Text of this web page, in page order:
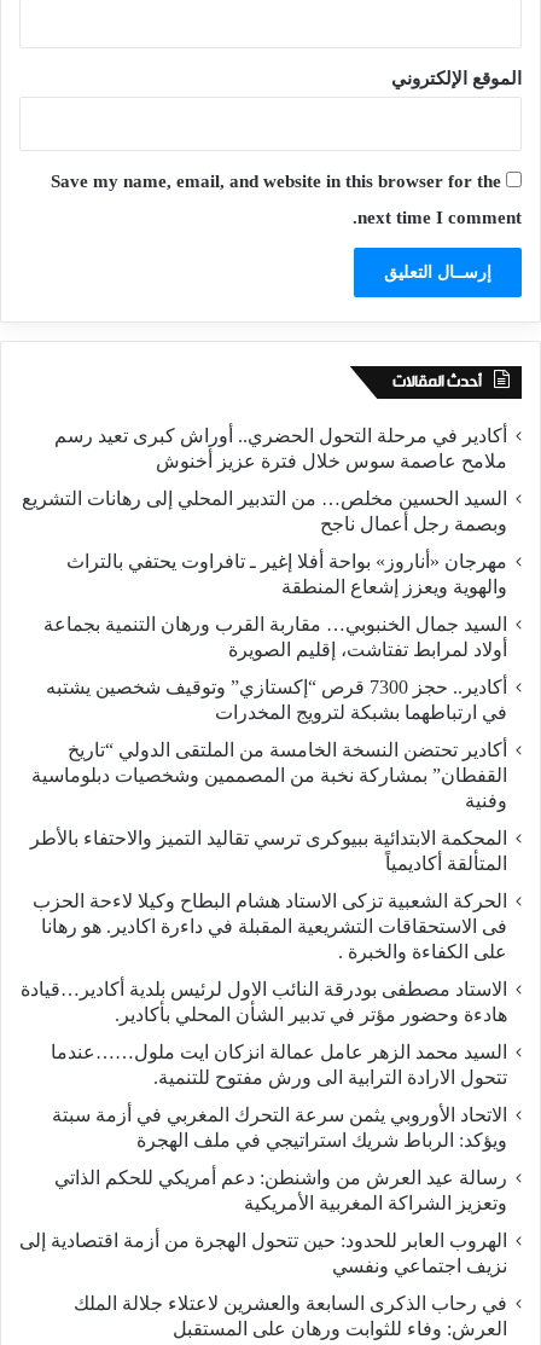
الموقع الإلكتروني
Save my name, email, and website in this browser for the
next time I comment.
أحدث المقالات
أكادير في مرحلة التحول الحضري.. أوراش كبرى تعيد رسم
ملامح عاصمة سوس خلال فترة عزيز أخنوش
السيد الحسين مخلص… من التدبير المحلي إلى رهانات التشريع
وبصمة رجل أعمال ناجح
مهرجان «أناروز» بواحة أفلا إغير ـ تافراوت يحتفي بالتراث
والهوية ويعزز إشعاع المنطقة
السيد جمال الخنبوبي… مقاربة القرب ورهان التنمية بجماعة
أولاد لمرابط تفتاشت، إقليم الصويرة
أكادير.. حجز 7300 قرص “إكستازي” وتوقيف شخصين يشتبه
في ارتباطهما بشبكة لترويج المخدرات
أكادير تحتضن النسخة الخامسة من الملتقى الدولي “تاريخ
القفطان” بمشاركة نخبة من المصممين وشخصيات دبلوماسية
وفنية
المحكمة الابتدائية ببيوكرى ترسي تقاليد التميز والاحتفاء بالأطر
المتألقة أكاديمياً
الحركة الشعبية تزكى الاستاد هشام البطاح وكيلا لاءحة الحزب
فى الاستحقاقات التشريعية المقبلة في داءرة اكادير. هو رهانا
على الكفاءة والخبرة .
الاستاد مصطفى بودرقة النائب الاول لرئيس بلدية أكادير…قيادة
هادءة وحضور مؤتر في تدبير الشأن المحلي بأكادير.
السيد محمد الزهر عامل عمالة انزكان ايت ملول……عندما
تتحول الارادة الترابية الى ورش مفتوح للتنمية.
الاتحاد الأوروبي يثمن سرعة التحرك المغربي في أزمة سبتة
ويؤكد: الرباط شريك استراتيجي في ملف الهجرة
رسالة عيد العرش من واشنطن: دعم أمريكي للحكم الذاتي
وتعزيز الشراكة المغربية الأمريكية
​الهروب العابر للحدود: حين تتحول الهجرة من أزمة اقتصادية إلى
نزيف اجتماعي ونفسي
في رحاب الذكرى السابعة والعشرين لاعتلاء جلالة الملك
العرش: وفاء للثوابت ورهان على المستقبل